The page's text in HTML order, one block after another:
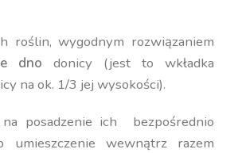
roślin, wygodnym rozwiązaniem
dno donicy (jest to wkładka
na ok. 1/3 jej wysokości).
posadzenie ich bezpośrednio
wewnątrz razem